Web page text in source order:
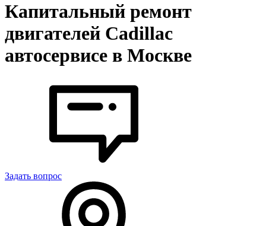
Капитальный ремонт
двигателей Cadillac
автосервисе в Москве
Задать вопрос